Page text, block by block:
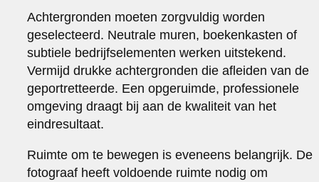
Achtergronden moeten zorgvuldig worden
geselecteerd. Neutrale muren, boekenkasten of
subtiele bedrijfselementen werken uitstekend.
Vermijd drukke achtergronden die afleiden van de
geportretteerde. Een opgeruimde, professionele
omgeving draagt bij aan de kwaliteit van het
eindresultaat.
Ruimte om te bewegen is eveneens belangrijk. De
fotograaf heeft voldoende ruimte nodig om